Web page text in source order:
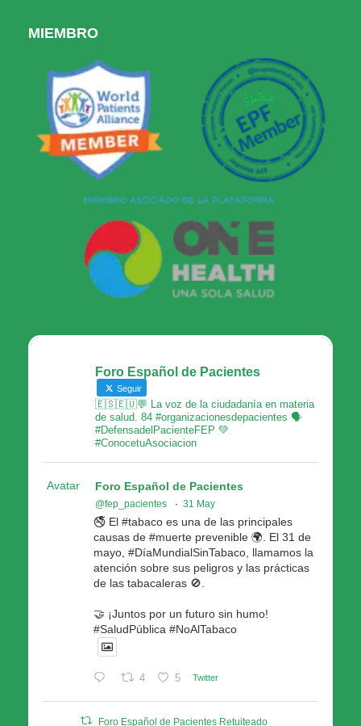
MIEMBRO
Foro Español de Pacientes
Seguir
🇪🇸🇪🇺💬 La voz de la ciudadanía en materia
de salud. 84 #organizacionesdepacientes 🗣
#DefensadelPacienteFEP 💚
#ConocetuAsociacion
Avatar Foro Español de Pacientes
@fep_pacientes · 31 May
🚭 El #tabaco es una de las principales
causas de #muerte prevenible 🌍. El 31 de
mayo, #DíaMundialSinTabaco, llamamos la
atención sobre sus peligros y las prácticas
de las tabacaleras 🚫.
🤝 ¡Juntos por un futuro sin humo!
#SaludPública #NoAlTabaco
4 5 Twitter
Foro Español de Pacientes Retuiteado